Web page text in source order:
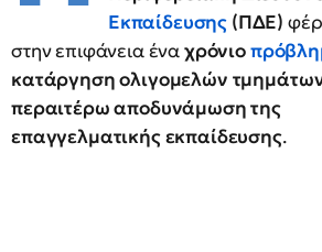
Εκπαίδευσης (ΠΔΕ)
στην επιφάνεια έναχρόνιο
κατάργηση ολιγομελών
περαιτέρω αποδυνάμωση της
επαγγελματικής εκπαίδευσης.